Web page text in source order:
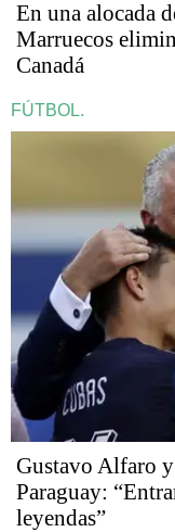
En una alocada
Marruecos
Canadá
FÚTBOL.
Gustavo Alfaro
Paraguay:
leyendas”